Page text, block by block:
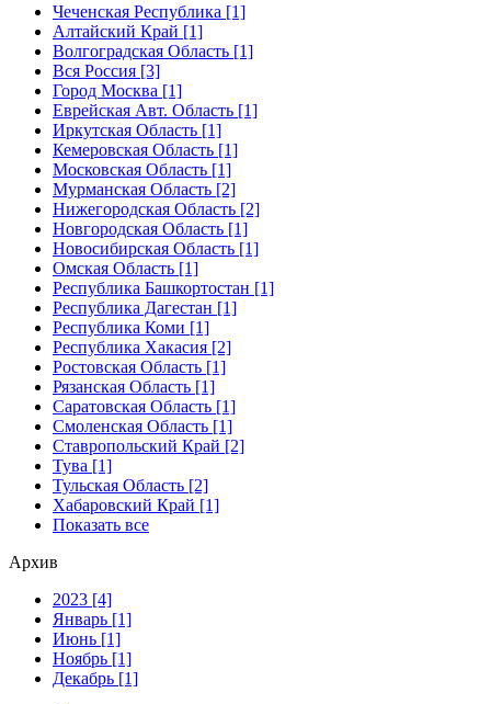
Чеченская Республика [1]
Алтайский Край [1]
Волгоградская Область [1]
Вся Россия [3]
Город Москва [1]
Еврейская Авт. Область [1]
Иркутская Область [1]
Кемеровская Область [1]
Московская Область [1]
Мурманская Область [2]
Нижегородская Область [2]
Новгородская Область [1]
Новосибирская Область [1]
Омская Область [1]
Республика Башкортостан [1]
Республика Дагестан [1]
Республика Коми [1]
Республика Хакасия [2]
Ростовская Область [1]
Рязанская Область [1]
Саратовская Область [1]
Смоленская Область [1]
Ставропольский Край [2]
Тува [1]
Тульская Область [2]
Хабаровский Край [1]
Показать все
Архив
2023 [4]
Январь [1]
Июнь [1]
Ноябрь [1]
Декабрь [1]